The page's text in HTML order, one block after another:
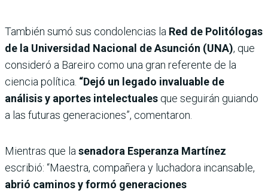
También sumó sus condolencias la Red de Politólogas
de la Universidad Nacional de Asunción (UNA), que
consideró a Bareiro como una gran referente de la
ciencia política. “Dejó un legado invaluable de
análisis y aportes intelectuales que seguirán guiando
a las futuras generaciones”, comentaron.
Mientras que la senadora Esperanza Martínez
escribió: “Maestra, compañera y luchadora incansable,
abrió caminos y formó generaciones